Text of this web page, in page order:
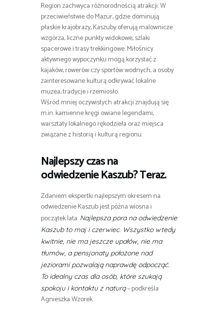
Region zachwyca różnorodnością atrakcji. W
przeciwieństwie do Mazur, gdzie dominują
płaskie krajobrazy, Kaszuby oferują malownicze
wzgórza, liczne punkty widokowe, szlaki
spacerowe i trasy trekkingowe. Miłośnicy
aktywnego wypoczynku mogą korzystać z
kajaków, rowerów czy sportów wodnych, a osoby
zainteresowane kulturą odkrywać lokalne
muzea, tradycje i rzemiosło.
Wśród mniej oczywistych atrakcji znajdują się
m.in. kamienne kręgi owiane legendami,
warsztaty lokalnego rękodzieła oraz miejsca
związane z historią i kulturą regionu.
Najlepszy czas na
odwiedzenie Kaszub? Teraz.
Zdaniem ekspertki najlepszym okresem na
odwiedzenie Kaszub jest późna wiosna i
początek lata. Najlepsza pora na odwiedzenie
Kaszub to maj i czerwiec. Wszystko wtedy
kwitnie, nie ma jeszcze upałów, nie ma
tłumów, a pensjonaty położone nad
jeziorami pozwalają naprawdę odpocząć.
To idealny czas dla osób, które szukają
spokoju i kontaktu z naturą– podkreśla
Agnieszka Wzorek.